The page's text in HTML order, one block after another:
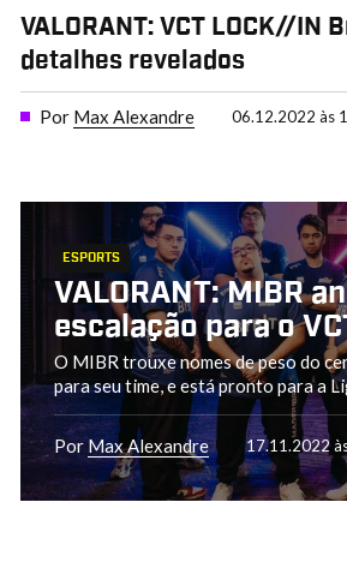
VALORANT: VCT LOCK//IN
detalhes revelados
Por Max Alexandre 06.12.2022 às
ESPORTS
VALORANT: MIBR
escalação para o
O MIBR trouxe nomes de peso do
para seu time, e está pronto para a
PorMax Alexandre 17.11.2022